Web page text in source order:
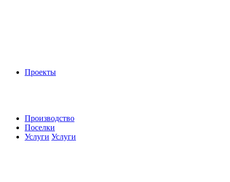
Проекты
Производство
Поселки
Услуги Услуги